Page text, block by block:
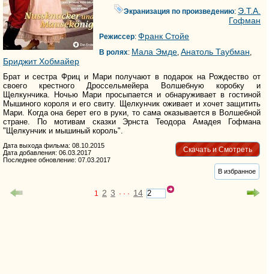
Экранизация по произведению: Э.Т.А.
Гофман
Режиссер: Франк Стойе
В ролях: Мала Эмде, Анатоль Таубман,
Бриджит Хобмайер
Брат и сестра Фриц и Мари получают в подарок на Рождество от
своего крестного Дроссельмейера Волшебную коробку и
Щелкунчика. Ночью Мари просыпается и обнаруживает в гостиной
Мышиного короля и его свиту. Щелкунчик оживает и хочет защитить
Мари. Когда она берет его в руки, то сама оказывается в Волшебной
стране. По мотивам сказки Эрнста Теодора Амадея Гофмана
"Щелкунчик и мышиный король".
Скачать и Смотреть
Дата выхода фильма: 08.10.2015
Дата добавления: 06.03.2017
Последнее обновление: 07.03.2017
В избранное
1 2 3 · · · 14